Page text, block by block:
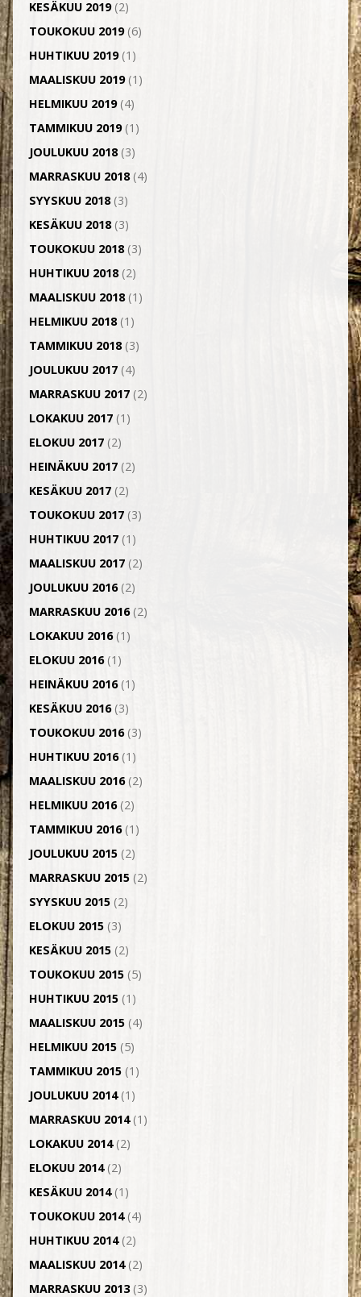
KESÄKUU 2019(2)
TOUKOKUU 2019(6)
HUHTIKUU 2019(1)
MAALISKUU 2019(1)
HELMIKUU 2019(4)
TAMMIKUU 2019(1)
JOULUKUU 2018(3)
MARRASKUU 2018(4)
SYYSKUU 2018(3)
KESÄKUU 2018(3)
TOUKOKUU 2018(3)
HUHTIKUU 2018(2)
MAALISKUU 2018(1)
HELMIKUU 2018(1)
TAMMIKUU 2018(3)
JOULUKUU 2017(4)
MARRASKUU 2017(2)
LOKAKUU 2017(1)
ELOKUU 2017(2)
HEINÄKUU 2017(2)
KESÄKUU 2017(2)
TOUKOKUU 2017(3)
HUHTIKUU 2017(1)
MAALISKUU 2017(2)
JOULUKUU 2016(2)
MARRASKUU 2016(2)
LOKAKUU 2016(1)
ELOKUU 2016(1)
HEINÄKUU 2016(1)
KESÄKUU 2016(3)
TOUKOKUU 2016(3)
HUHTIKUU 2016(1)
MAALISKUU 2016(2)
HELMIKUU 2016(2)
TAMMIKUU 2016(1)
JOULUKUU 2015(2)
MARRASKUU 2015(2)
SYYSKUU 2015(2)
ELOKUU 2015(3)
KESÄKUU 2015(2)
TOUKOKUU 2015(5)
HUHTIKUU 2015(1)
MAALISKUU 2015(4)
HELMIKUU 2015(5)
TAMMIKUU 2015(1)
JOULUKUU 2014(1)
MARRASKUU 2014(1)
LOKAKUU 2014(2)
ELOKUU 2014(2)
KESÄKUU 2014(1)
TOUKOKUU 2014(4)
HUHTIKUU 2014(2)
MAALISKUU 2014(2)
MARRASKUU 2013(3)